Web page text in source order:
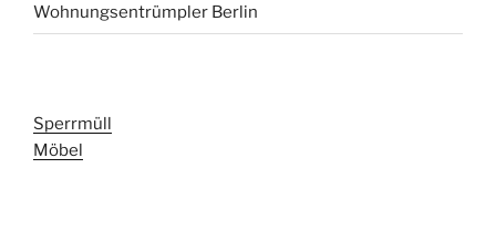
Wohnungsentrümpler Berlin
Sperrmüll
Möbel